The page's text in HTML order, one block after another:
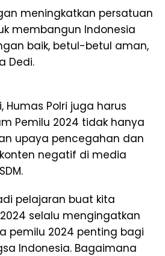
meningkatkan persatuan
membangun Indonesia
baik, betul-betul aman,
Dedi.
Humas Polri juga harus
Pemilu 2024 tidak hanya
upaya pencegahan dan
negatif di media
pelajaran buat kita
selalu mengingatkan
pemilu 2024 penting bagi
Indonesia. Bagaimana